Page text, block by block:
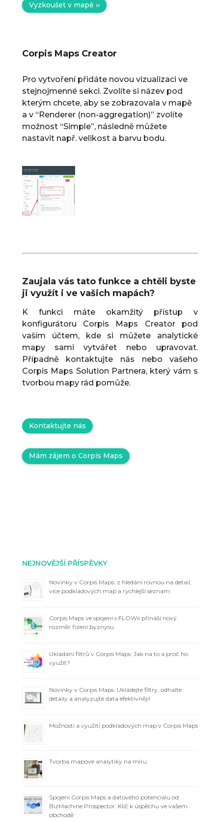
Vyzkoušet v mapě ››
Corpis Maps Creator
Pro vytvoření přidáte novou vizualizaci ve
stejnojmenné sekci. Zvolíte si název pod
kterým chcete, aby se zobrazovala v mapě
a v “Renderer (non-aggregation)” zvolíte
možnost “Simple”, následně můžete
nastavit např. velikost a barvu bodu.
Zaujala vás tato funkce a chtěli byste
ji využít i ve vašich mapách?
K funkci máte okamžitý přístup v
konfigurátoru Corpis Maps Creator pod
vaším účtem, kde si můžete analytické
mapy sami vytvářet nebo upravovat.
Případně kontaktujte nás nebo vašeho
Corpis Maps Solution Partnera, který vám s
tvorbou mapy rád pomůže.
Kontaktujte nás
Mám zájem o Corpis Maps
NEJNOVĚJŠÍ PŘÍSPĚVKY
Novinky v Corpis Maps: z hledání rovnou na detail,
více podkladových map a rychlejší seznam
Corpis Maps ve spojení s FLOWii přináší nový
rozměr řízení byznysu
Ukládání filtrů v Corpis Maps: Jak na to a proč ho
využít?
Novinky v Corpis Maps: Ukládejte filtry, odhalte
detaily a analyzujte data efektivněji!
Možnosti a využití podkladových map v Corpis Maps
Tvorba mapové analytiky na míru
Spojení Corpis Maps a datového potenciálu od
BizMachine Prospector: Klíč k úspěchu ve vašem
obchodě